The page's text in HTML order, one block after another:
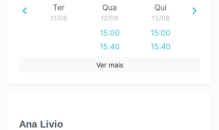
Ter
11/08
Qua
12/08
15:00
15:40
Qui
13/08
15:00
15:40
Ver mais
Ana Livio